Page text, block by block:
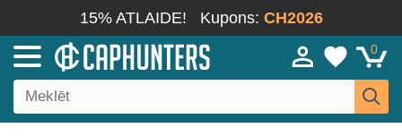
15% ATLAIDE! Kupons: CH2026
0